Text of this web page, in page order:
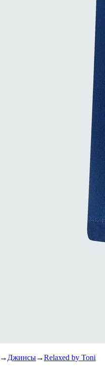
Джинсы Relaxed by Toni